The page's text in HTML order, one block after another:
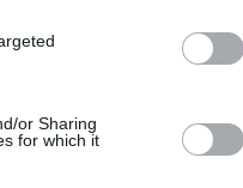
or Sharing
for which it